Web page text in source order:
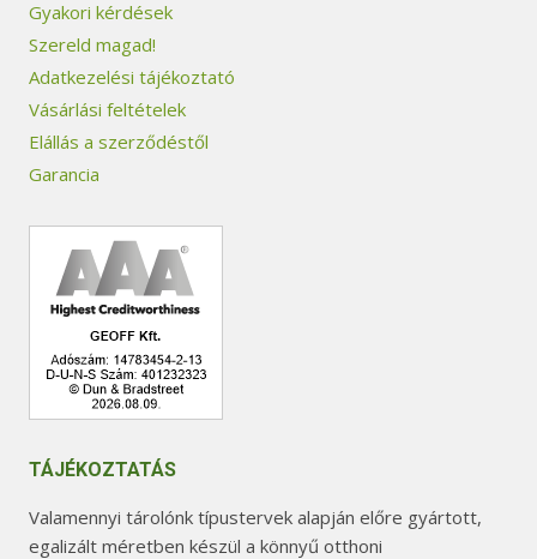
Gyakori kérdések
Szereld magad!
Adatkezelési tájékoztató
Vásárlási feltételek
Elállás a szerződéstől
Garancia
TÁJÉKOZTATÁS
Valamennyi tárolónk típustervek alapján előre gyártott,
egalizált méretben készül a könnyű otthoni